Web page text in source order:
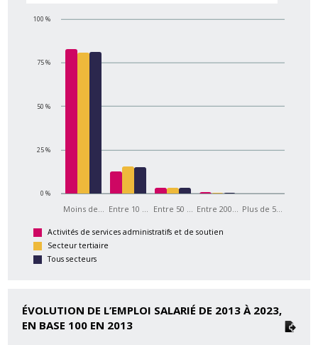
Moins de… Entre 10 … Entre 50 … Entre 200… Plus de 5…
0 %
25 %
50 %
75 %
100 %
Activités de services administratifs et de soutien
Secteur tertiaire
Tous secteurs
ÉVOLUTION DE L’EMPLOI SALARIÉ DE 2013 À 2023,
EN BASE 100 EN 2013